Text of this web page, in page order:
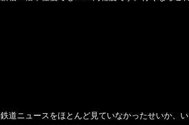
鉄道ニュースをほとんど見ていなかったせいか、